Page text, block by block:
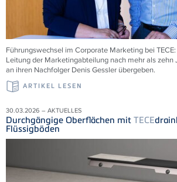
Führungswechsel im Corporate Marketing bei TECE
Leitung der Marketingabteilung nach mehr als zehn
an ihren Nachfolger Denis Gessler übergeben.
ARTIKEL LESEN
30.03.2026 – AKTUELLES
Durchgängige Oberflächen mit TECE
Flüssigböden